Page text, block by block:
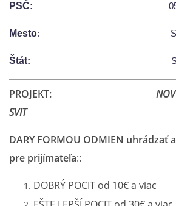
PSČ:
Mesto:
Štát:
PROJEKT:
SVIT
DARY FORMOU ODMIEN uhrádzať
pre prijímateľa::
DOBRÝ POCIT od 10€ a viac